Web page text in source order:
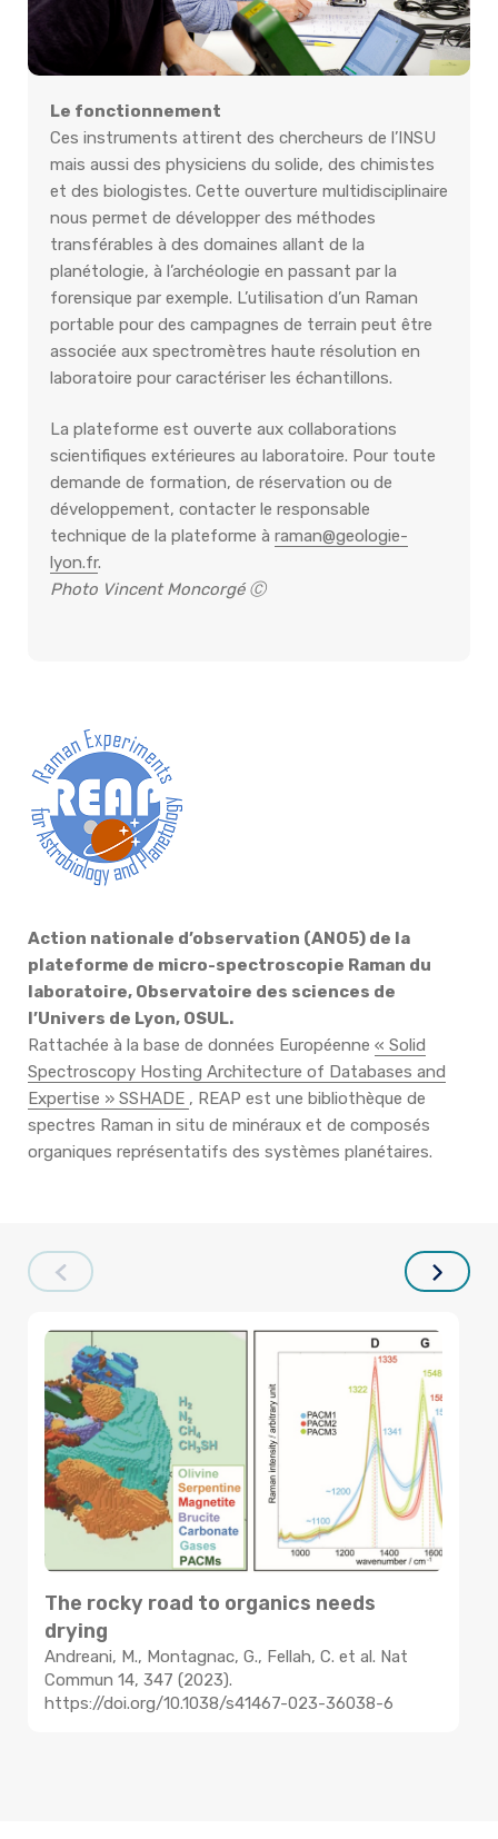
Le fonctionnement
Ces instruments attirent des chercheurs de l’INSU
mais aussi des physiciens du solide, des chimistes
et des biologistes. Cette ouverture multidisciplinaire
nous permet de développer des méthodes
transférables à des domaines allant de la
planétologie, à l’archéologie en passant par la
forensique par exemple. L’utilisation d’un Raman
portable pour des campagnes de terrain peut être
associée aux spectromètres haute résolution en
laboratoire pour caractériser les échantillons.
La plateforme est ouverte aux collaborations
scientifiques extérieures au laboratoire. Pour toute
demande de formation, de réservation ou de
développement, contacter le responsable
technique de la plateforme à raman@geologie-
lyon.fr.
Photo Vincent Moncorgé Ⓒ
Action nationale d’observation (ANO5) de la
plateforme de micro-spectroscopie Raman du
laboratoire, Observatoire des sciences de
l’Univers de Lyon, OSUL.
Rattachée à la base de données Européenne « Solid
Spectroscopy Hosting Architecture of Databases and
Expertise » SSHADE , REAP est une bibliothèque de
spectres Raman in situ de minéraux et de composés
organiques représentatifs des systèmes planétaires.
The rocky road to organics needs
drying
Andreani, M., Montagnac, G., Fellah, C. et al. Nat
Commun 14, 347 (2023).
https://doi.org/10.1038/s41467-023-36038-6